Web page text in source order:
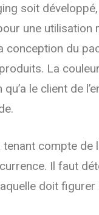
soit
une utilisation
conception du
La
le client de
compte de
Il faut
doit